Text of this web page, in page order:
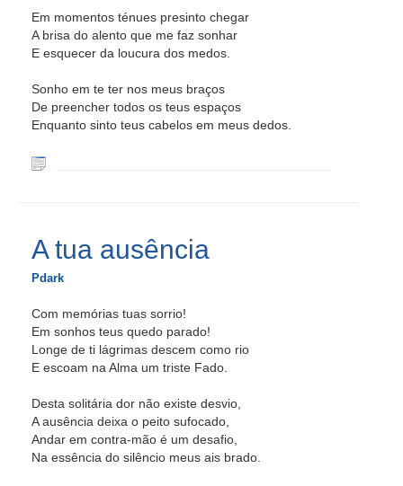
Em momentos ténues presinto chegar
A brisa do alento que me faz sonhar
E esquecer da loucura dos medos.
Sonho em te ter nos meus braços
De preencher todos os teus espaços
Enquanto sinto teus cabelos em meus dedos.
A tua ausência
Pdark
Com memórias tuas sorrio!
Em sonhos teus quedo parado!
Longe de ti lágrimas descem como rio
E escoam na Alma um triste Fado.
Desta solitária dor não existe desvio,
A ausência deixa o peito sufocado,
Andar em contra-mão é um desafio,
Na essência do silêncio meus ais brado.